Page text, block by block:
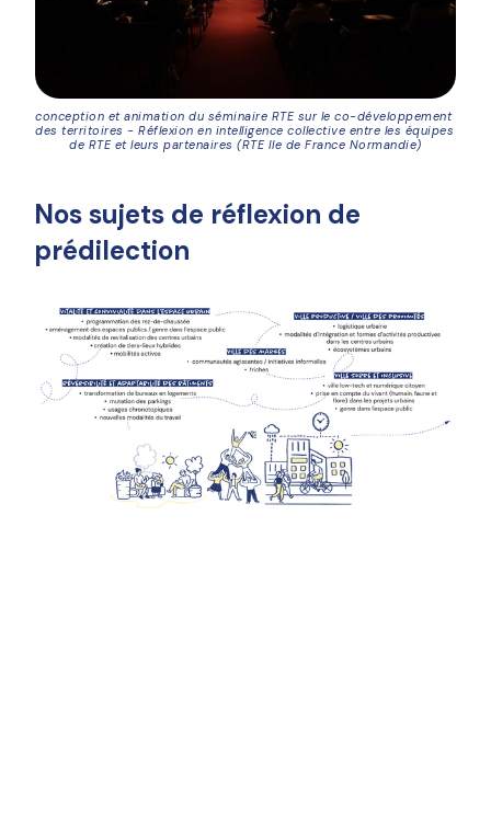
conception et animation du séminaire RTE sur le co-développement
des territoires - Réflexion en intelligence collective entre les équipes
de RTE et leurs partenaires (RTE Ile de France Normandie)
Nos sujets de réflexion de
prédilection